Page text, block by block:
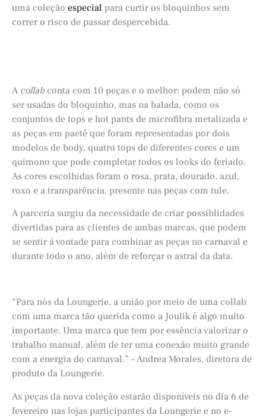
uma coleção especial para curtir os bloquinhos sem
correr o risco de passar despercebida.
A collabconta com 10 peças e o melhor: podem não só
ser usadas do bloquinho, mas na balada, como os
conjuntos de tops e hot pants de microfibra metalizada e
as peças em paetê que foram representadas por dois
modelos de body, quatro tops de diferentes cores e um
quimono que pode completar todos os looks do feriado.
As cores escolhidas foram o rosa, prata, dourado, azul,
roxo e a transparência, presente nas peças com tule.
A parceria surgiu da necessidade de criar possiblidades
divertidas para as clientes de ambas marcas, que podem
se sentir à vontade para combinar as peças no carnaval e
durante todo o ano, além de reforçar o astral da data.
“Para nós da Loungerie, a união por meio de uma collab
com uma marca tão querida como a Joulik é algo muito
importante. Uma marca que tem por essência valorizar o
trabalho manual, além de ter uma conexão muito grande
com a energia do carnaval.” – Andrea Morales, diretora de
produto da Loungerie.
As peças da nova coleção estarão disponíveis no dia 6 de
fevereiro nas lojas participantes da Loungerie e no e-